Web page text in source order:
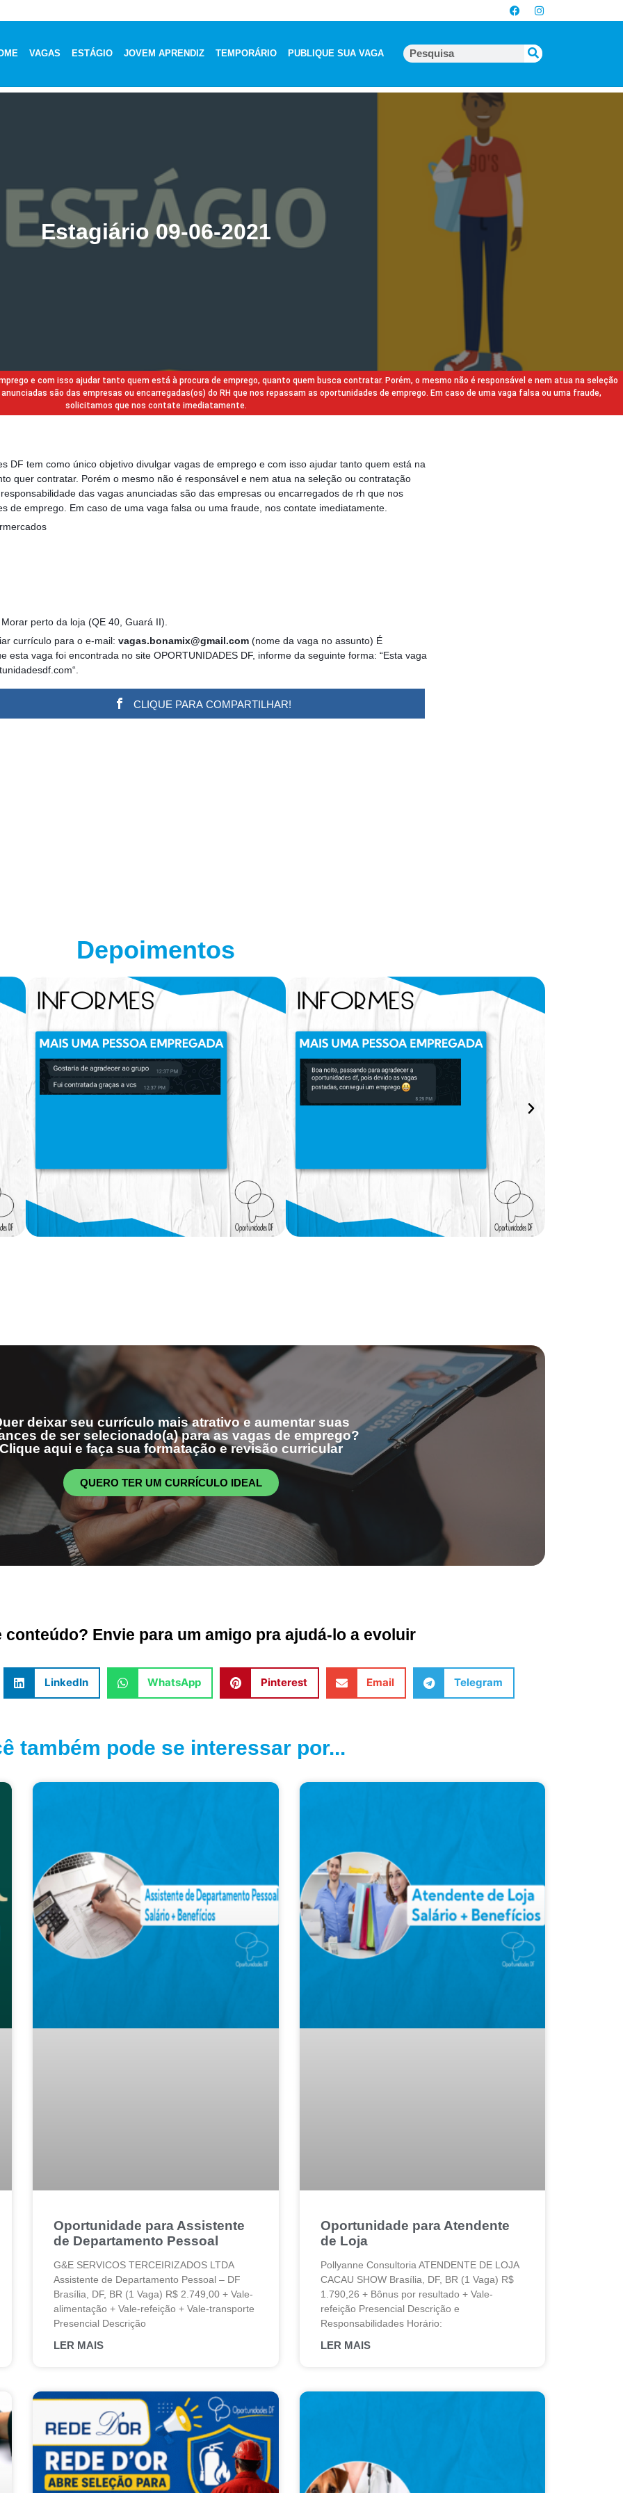
VAGAS ESTÁGIO JOVEM APRENDIZ TEMPORÁRIO PUBLIQUE SUA VAGA
Estagiário 09-06-2021
e com isso ajudar tanto quem está à procura de emprego, quanto quem busca contratar. Porém, o mesmo não é responsável e nem atua na seleção
são das empresas ou encarregadas(os) do RH que nos repassam as oportunidades de emprego. Em caso de uma vaga falsa ou uma fraude,
solicitamos que nos contate imediatamente.
DF tem como único objetivo divulgar vagas de emprego e com isso ajudar tanto quem está na
quer contratar. Porém o mesmo não é responsável e nem atua na seleção ou contratação
das vagas anunciadas são das empresas ou encarregados de rh que nos
de emprego. Em caso de uma vaga falsa ou uma fraude, nos contate imediatamente.
perto da loja (QE 40, Guará II).
currículo para o e-mail: vagas.bonamix@gmail.com (nome da vaga no assunto) É
esta vaga foi encontrada no site OPORTUNIDADES DF, informe da seguinte forma: “Esta vaga
CLIQUE PARA COMPARTILHAR!
Depoimentos
deixar seu currículo mais atrativo e aumentar suas
de ser selecionado(a) para as vagas de emprego?
aqui e faça sua formatação e revisão curricular
QUERO TER UM CURRÍCULO IDEAL
conteúdo? Envie para um amigo pra ajudá-lo a evoluir
LinkedIn WhatsApp Pinterest Email Telegram
também pode se interessar por...
Oportunidade para Assistente
de Departamento Pessoal
G&E SERVICOS TERCEIRIZADOS LTDA
Assistente de Departamento Pessoal – DF
Brasília, DF, BR (1 Vaga) R$ 2.749,00 + Vale-
alimentação + Vale-refeição + Vale-transporte
Presencial Descrição
LER MAIS
Oportunidade para Atendente
de Loja
Pollyanne Consultoria ATENDENTE DE LOJA
CACAU SHOW Brasília, DF, BR (1 Vaga) R$
1.790,26 + Bônus por resultado + Vale-
refeição Presencial Descrição e
Responsabilidades Horário:
LER MAIS